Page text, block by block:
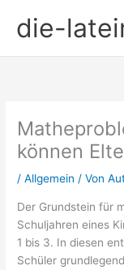
Inhaltdie-
können
/Allgemein / Von
Der Grundstein für
Schuljahren eines
1 bis 3. In diesen
Schüler